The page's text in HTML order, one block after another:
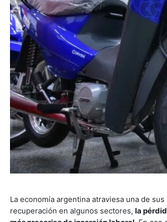
La economía argentina atraviesa una de
recuperación en algunos sectores, la